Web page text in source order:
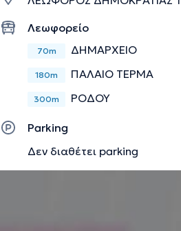
Λεωφορείο
70m ΔΗΜΑΡΧΕΙΟ
180m ΠΑΛΑΙΟ ΤΕΡΜΑ
300m ΡΟΔΟΥ
Parking
Δεν διαθέτει parking